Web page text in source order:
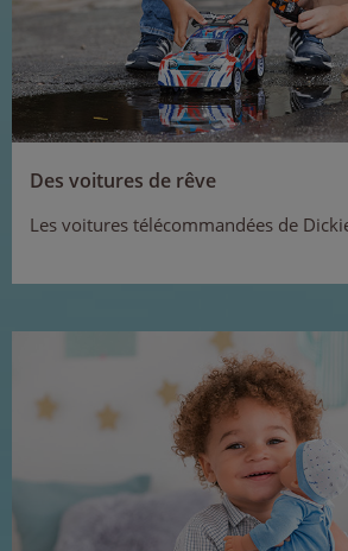
Des voitures de rêve
Les voitures télécommandées de